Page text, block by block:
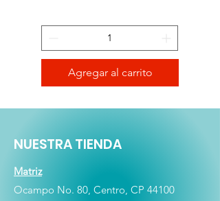
Agregar al carrito
NUESTRA TIENDA
Matriz
Ocampo No. 80, Centro, CP 44100